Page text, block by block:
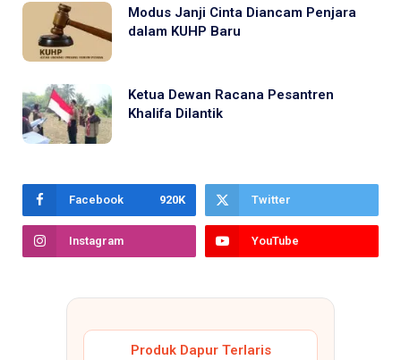
Modus Janji Cinta Diancam Penjara
dalam KUHP Baru
Ketua Dewan Racana Pesantren
Khalifa Dilantik
Facebook 920K Twitter
Instagram YouTube
Produk Dapur Terlaris